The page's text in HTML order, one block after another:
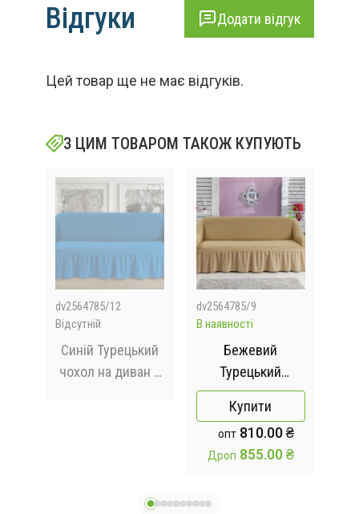
Відгуки Додати відгук
Цей товар ще не має відгуків.
З ЦИМ ТОВАРОМ ТАКОЖ КУПУЮТЬ
dv2564785/12
Відсутній
Синій Турецький
чохол на диван з
dv2564785/9
В наявності
Бежевий
Турецький
натяжний чохол
на універсальний
диван
Купити
опт810.00 ₴
Дроп 855.00 ₴